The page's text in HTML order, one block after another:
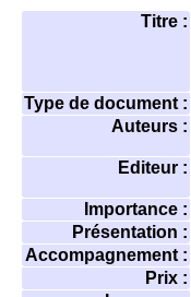
Titre :
Type de document :
Auteurs :
Editeur :
Importance :
Présentation :
Accompagnement :
Prix :